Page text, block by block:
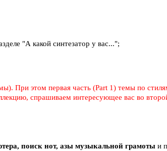
"А какой синтезатор у вас...";
При этом первая часть (Part 1) темы по
спрашиваем интересующее вас во
поиск нот, азы музыкальной грамоты и